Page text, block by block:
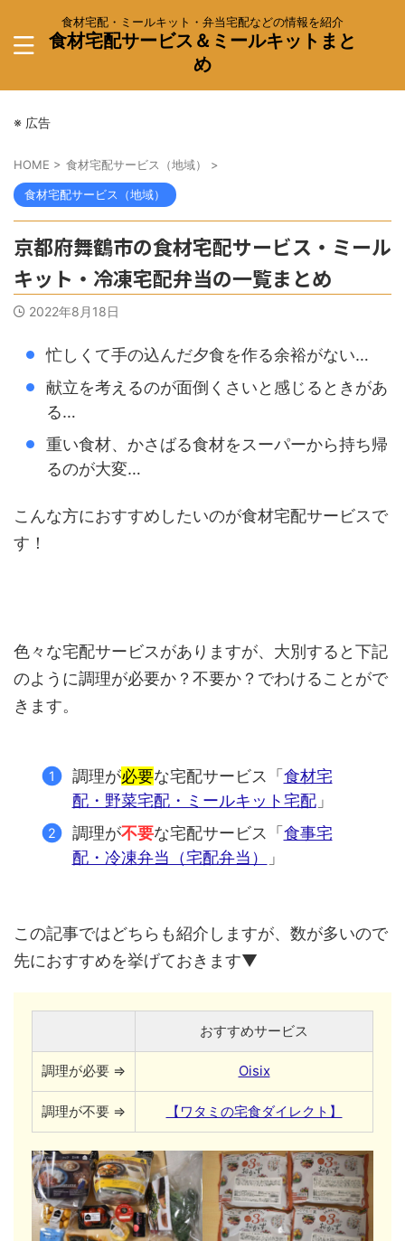
食材宅配・ミールキット・弁当宅配などの情報を紹介
食材宅配サービス＆ミールキットまと
め
※ 広告
HOME > 食材宅配サービス（地域） >
食材宅配サービス（地域）
京都府舞鶴市の食材宅配サービス・ミール
キット・冷凍宅配弁当の一覧まとめ
2022年8月18日
忙しくて手の込んだ夕食を作る余裕がない…
献立を考えるのが面倒くさいと感じるときがあ
る…
重い食材、かさばる食材をスーパーから持ち帰
るのが大変…
こんな方におすすめしたいのが食材宅配サービスで
す！
色々な宅配サービスがありますが、大別すると下記
のように調理が必要か？不要か？でわけることがで
きます。
調理が必要な宅配サービス「食材宅
配・野菜宅配・ミールキット宅配」
調理が不要な宅配サービス「食事宅
配・冷凍弁当（宅配弁当）
」
この記事ではどちらも紹介しますが、数が多いので
先におすすめを挙げておきます▼
おすすめサービス
調理が必要 ⇒ Oisix
調理が不要 ⇒ 【ワタミの宅食ダイレクト】